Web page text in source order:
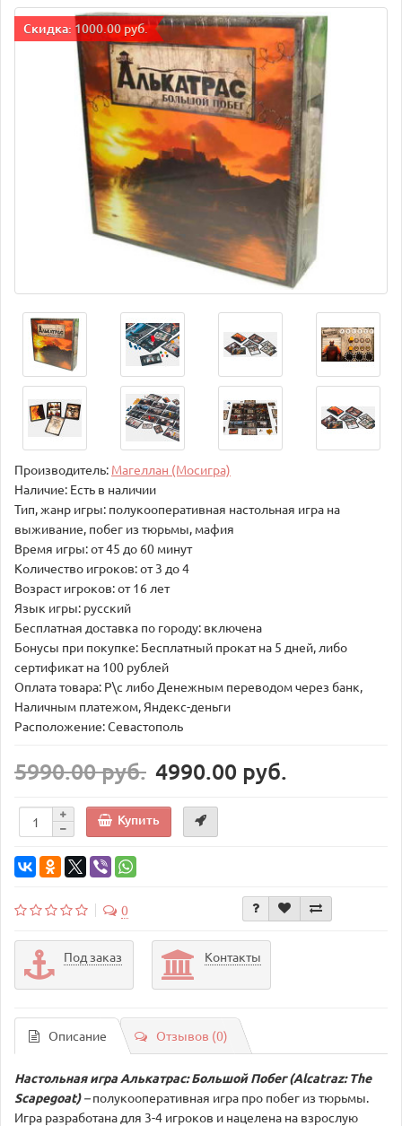
Cкидка: 1000.00 руб.
Производитель: Магеллан (Мосигра)
Наличие: Есть в наличии
Тип, жанр игры: полукооперативная настольная игра на
выживание, побег из тюрьмы, мафия
Время игры: от 45 до 60 минут
Количество игроков: от 3 до 4
Возраст игроков: от 16 лет
Язык игры: русский
Бесплатная доставка по городу: включена
Бонусы при покупке: Бесплатный прокат на 5 дней, либо
сертификат на 100 рублей
Оплата товара: Р\с либо Денежным переводом через банк,
Наличным платежом, Яндекс-деньги
Расположение: Севастополь
5990.00 руб. 4990.00 руб.
Купить
0
Под заказ Контакты
Описание Отзывов (0)
Настольная игра Алькатрас: Большой Побег (Alcatraz: The
Scapegoat)–полукооперативная игра про побег из тюрьмы.
Игра разработана для 3-4 игроков и нацелена на взрослую